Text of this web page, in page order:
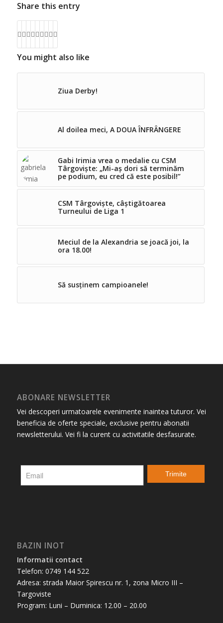
Share this entry
You might also like
Ziua Derby!
Al doilea meci, A DOUA ÎNFRÂNGERE
Gabi Irimia vrea o medalie cu CSM
Târgoviște: „Mi-aș dori să terminăm
pe podium, eu cred că este posibil!”
CSM Târgoviște, câștigătoarea
Turneului de Liga 1
Meciul de la Alexandria se joacă joi, la
ora 18.00!
Să susținem campioanele!
ABONARE NEWSLETTER
Vei descoperi urmatoarele evenimente inaintea tuturor. Vei
beneficia de oferte speciale, exclusive pentru abonatii
newsletterului. Vei fi la curent cu activitatile desfasurate.
BAZIN INOT
Informatii contact
Telefon: 0749 144 522
Adresa: strada Maior Spirescu nr. 1, zona Micro III –
Targoviste
Program: Luni – Duminica: 12.00 – 20.00